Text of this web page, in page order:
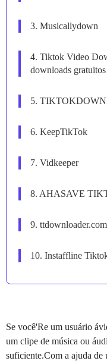
3. Musicallydown
4. Tiktok Video
downloads
5.
6. KeepTikTok
7. Vidkeeper
8. AHASAVE
9. ttdownloader.com
10. Instaffline
Se você'Re um usuário
um clipe de música ou
suficiente.Com a ajuda